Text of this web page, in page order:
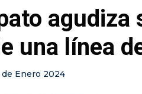
una línea
de Enero 2024